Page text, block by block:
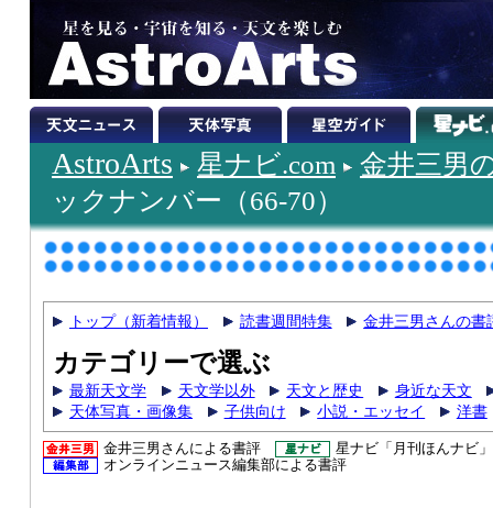
AstroArts 星ナビ.com
金井三男
ックナンバー（66-70）
トップ（新着情報） 読書週間特集 金井三男さんの書
カテゴリーで選ぶ
最新天文学 天文学以外 天文と歴史
身近な天文
天体写真・画像集
子供向け 小説・エッセイ 洋書
金井三男さんによる書評
星ナビ「月刊ほんナビ
オンラインニュース編集部による書評